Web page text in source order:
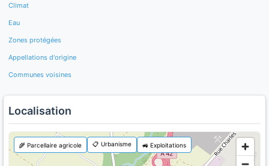
Climat
Eau
Zones protégées
Appellations d'origine
Communes voisines
Localisation
🌾 Parcellaire agricole 📋 Urbanisme 🚜 Exploitations